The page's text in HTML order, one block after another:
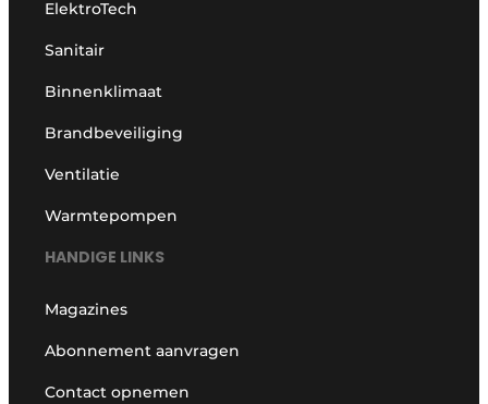
ElektroTech
Sanitair
Binnenklimaat
Brandbeveiliging
Ventilatie
Warmtepompen
HANDIGE LINKS
Magazines
Abonnement aanvragen
Contact opnemen